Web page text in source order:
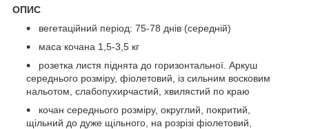
ОПИС
вегетаційний період: 75-78 днів (середній)
маса кочана 1,5-3,5 кг
розетка листя піднята до горизонтальної. Аркуш
середнього розміру, фіолетовий, із сильним восковим
нальотом, слабопухирчастий, хвилястий по краю
кочан середнього розміру, округлий, покритий,
щільний до дуже щільного, на розрізі фіолетовий,